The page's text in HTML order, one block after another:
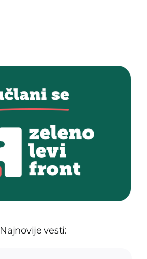
Najnovije vesti: